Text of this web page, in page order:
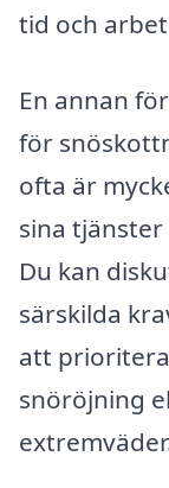
tid och
En annan
för
ofta är
sina
Du kan
särskilda
att
snöröjning